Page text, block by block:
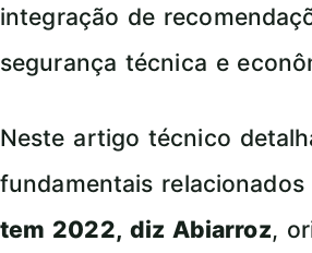
integração de
segurança técnica e
Neste artigo técnico
fundamentais relacionados
tem 2022, diz Abiarroz,